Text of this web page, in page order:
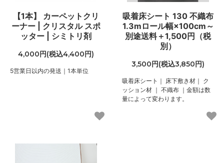
【1本】 カーペットクリ
ーナー | クリスタル スポ
ッター | シミトリ剤
4,000円(税込4,400円)
5営業日以内の発送｜1本単位
吸着床シート 130 不織布
1.3mロール幅×100cm～
別途送料＋1,500円（税
別）
3,500円(税込3,850円)
吸着床シート｜ 床下敷き材｜ ク
ッション材 ｜ 不織布 ｜金額は数
量によって変わります。